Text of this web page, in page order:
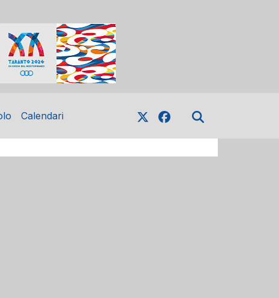
Calendari